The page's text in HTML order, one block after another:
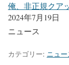
俺、非正規クア
2024年7月19日
ニュース
カテゴリー: ニュー